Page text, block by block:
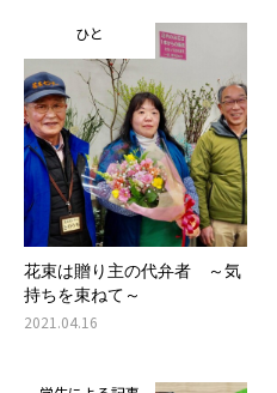
ひと
花束は贈り主の代弁者 ～気
持ちを束ねて～
2021.04.16